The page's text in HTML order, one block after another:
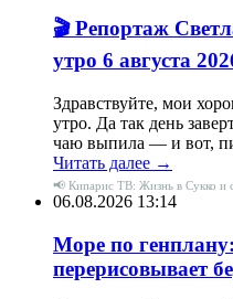
🎬 Репортаж
утро 6 августа
Здравствуйте, мои
утро. Да так день
чаю выпила — и вот,
Читать далее →
📢 Кипарис ТВ: Жизнь в Сукко и
06.08.2026 13:14
Море по
перерисовывает